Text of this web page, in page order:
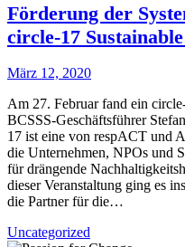
Förderung der
circle-17
März 12, 2020
Am 27. Februar fand ein
BCSSS-Geschäftsführer
17 ist eine von respACT und
die Unternehmen, NPOs und
für drängende
dieser Veranstaltung ging es
die Partner für die…
Uncategorized